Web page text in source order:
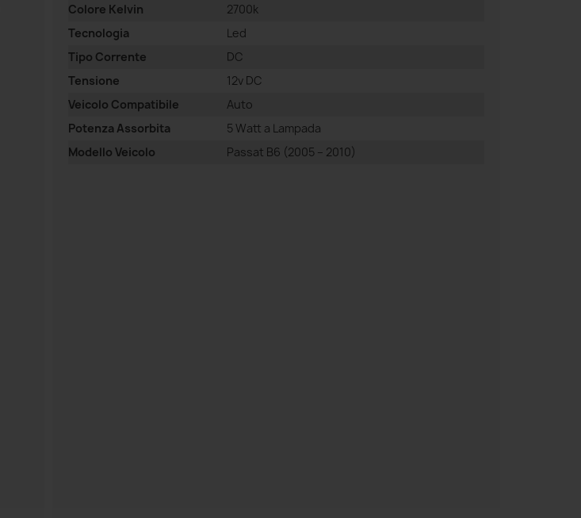
Colore Kelvin
2700k
Tecnologia
Led
Tipo Corrente
DC
Tensione
12v DC
Veicolo Compatibile
Auto
Potenza Assorbita
5 Watt a Lampada
Modello Veicolo
Passat B6 (2005 – 2010)